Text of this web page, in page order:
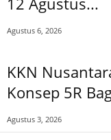
Agustus 6, 2026
KKN
Konsep 5R
Agustus 3, 2026